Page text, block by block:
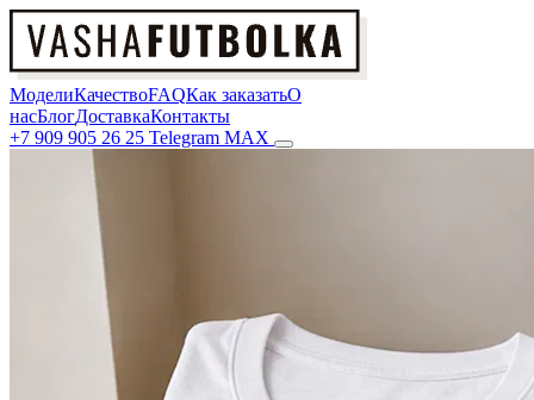
МоделиКачествоFAQКак заказатьО
насБлогДоставкаКонтакты
+7 909 905 26 25 Telegram MAX